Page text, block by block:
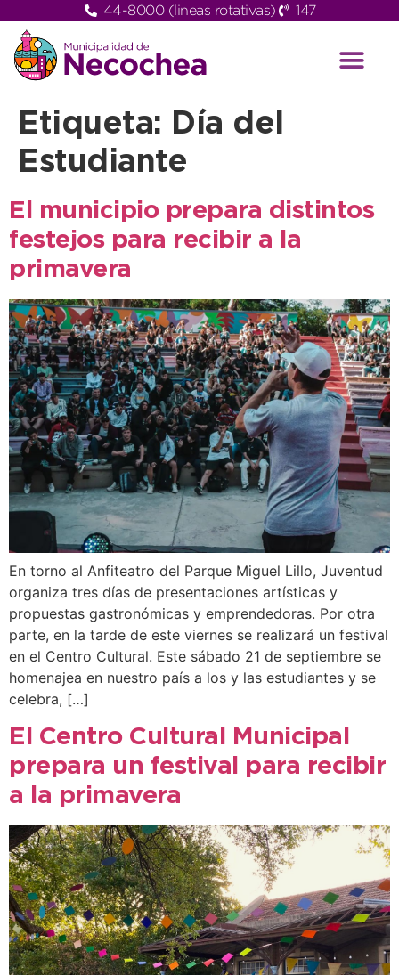
44-8000 (lineas rotativas) 147
Etiqueta:
Día del
Estudiante
El municipio prepara distintos
festejos para recibir a la
primavera
En torno al Anfiteatro del Parque Miguel Lillo, Juventud
organiza tres días de presentaciones artísticas y
propuestas gastronómicas y emprendedoras. Por otra
parte, en la tarde de este viernes se realizará un festival
en el Centro Cultural. Este sábado 21 de septiembre se
homenajea en nuestro país a los y las estudiantes y se
celebra, […]
El Centro Cultural Municipal
prepara un festival para recibir
a la primavera